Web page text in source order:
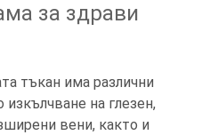
за здрави
тъкан има различни
изкълчване на глезен,
вени, както и